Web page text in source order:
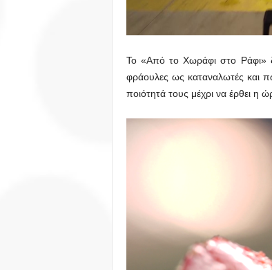
Το «Από το Χωράφι στο Ράφι»
φράουλες ως καταναλωτές και
ποιότητά τους μέχρι να έρθει η